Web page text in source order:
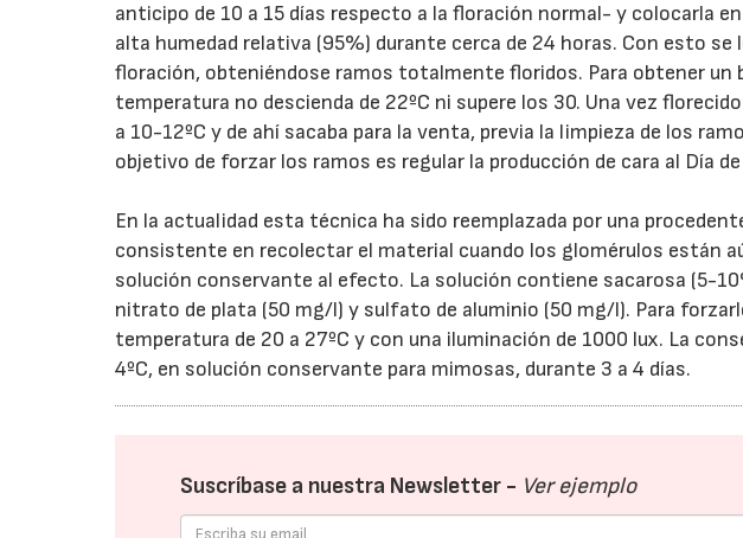
anticipo de 10 a 15 días respecto a la floración normal- y colocarla
alta humedad relativa (95%) durante cerca de 24 horas. Con esto
floración, obteniéndose ramos totalmente floridos. Para obtener un
temperatura no descienda de 22ºC ni supere los 30. Una vez
a 10-12ºC y de ahí sacaba para la venta, previa la limpieza de los
objetivo de forzar los ramos es regular la producción de cara al Día
En la actualidad esta técnica ha sido reemplazada por una
consistente en recolectar el material cuando los glomérulos están
solución conservante al efecto. La solución contiene sacarosa (5-
nitrato de plata (50 mg/l) y sulfato de aluminio (50 mg/l). Para
temperatura de 20 a 27ºC y con una iluminación de 1000 lux. La
4ºC, en solución conservante para mimosas, durante 3 a 4 días.
Suscríbase a nuestra Newsletter - Ver ejemplo